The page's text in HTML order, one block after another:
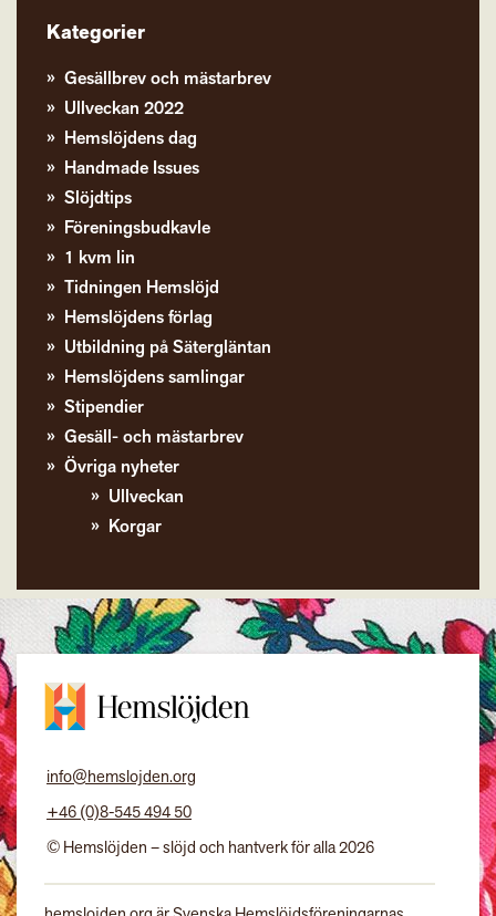
Kategorier
Gesällbrev och mästarbrev
Ullveckan 2022
Hemslöjdens dag
Handmade Issues
Slöjdtips
Föreningsbudkavle
1 kvm lin
Tidningen Hemslöjd
Hemslöjdens förlag
Utbildning på Sätergläntan
Hemslöjdens samlingar
Stipendier
Gesäll- och mästarbrev
Övriga nyheter
Ullveckan
Korgar
info@hemslojden.org
+46 (0)8-545 494 50
© Hemslöjden – slöjd och hantverk för alla 2026